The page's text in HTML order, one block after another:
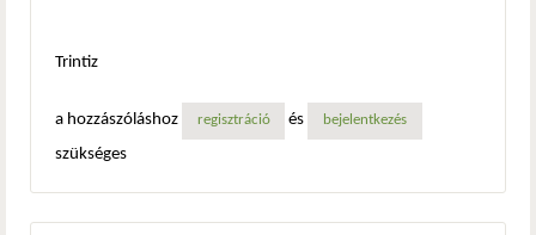
Trintiz
a hozzászóláshoz regisztráció és bejelentkezés
szükséges